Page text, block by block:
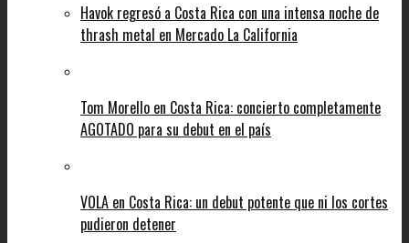
Havok regresó a Costa Rica con una intensa noche de
thrash metal en Mercado La California
Tom Morello en Costa Rica: concierto completamente
AGOTADO para su debut en el país
VOLA en Costa Rica: un debut potente que ni los cortes
pudieron detener